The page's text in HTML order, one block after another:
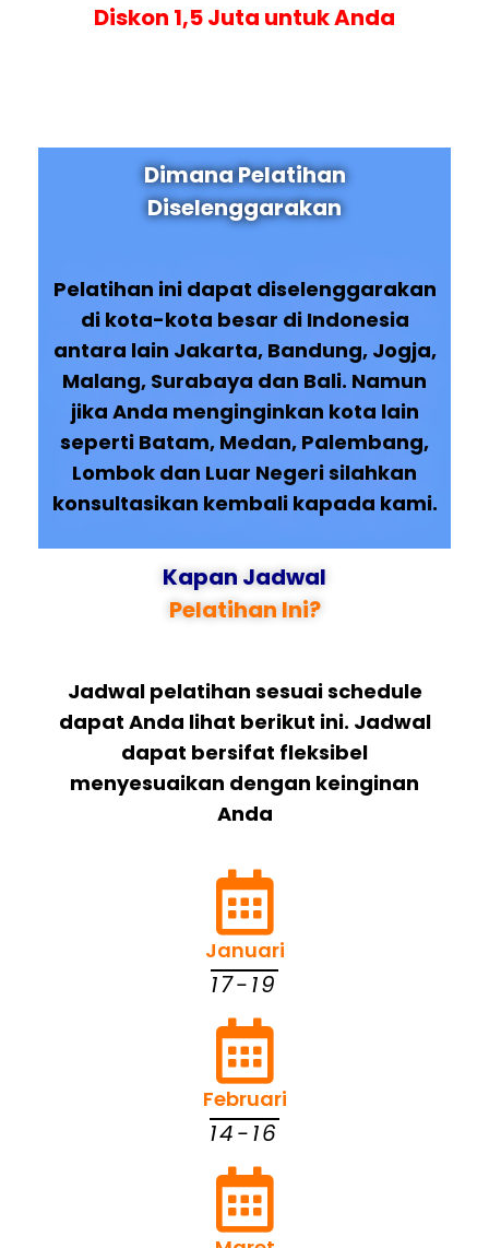
Diskon 1,5 Juta untuk Anda
Dimana Pelatihan
Diselenggarakan
Pelatihan ini dapat diselenggarakan
di kota-kota besar di Indonesia
antara lain Jakarta, Bandung, Jogja,
Malang, Surabaya dan Bali. Namun
jika Anda menginginkan kota lain
seperti Batam, Medan, Palembang,
Lombok dan Luar Negeri silahkan
konsultasikan kembali kapada kami.
Kapan Jadwal
Pelatihan Ini?
Jadwal pelatihan sesuai schedule
dapat Anda lihat berikut ini. Jadwal
dapat bersifat fleksibel
menyesuaikan dengan keinginan
Anda
Januari
17-19
Februari
14-16